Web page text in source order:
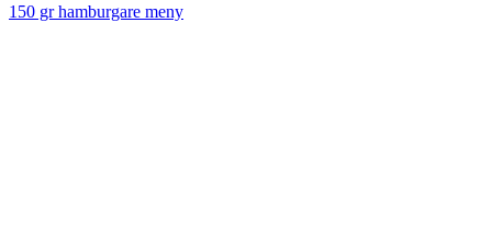
150 gr hamburgare meny